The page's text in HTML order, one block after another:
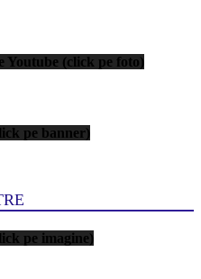
Youtube (click pe foto)
pe banner)
pe imagine)